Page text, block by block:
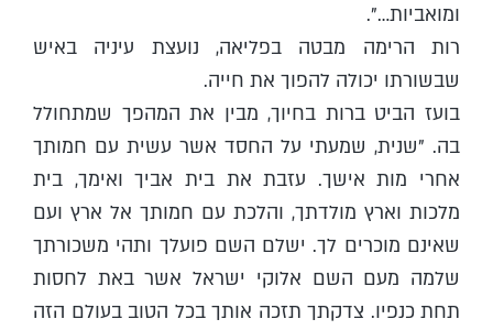
ומואביות…".
רות הרימה מבטה בפליאה, נועצת עיניה באיש
שבשורתו יכולה להפוך את חייה.
בועז הביט ברות בחיוך, מבין את המהפך שמתחולל
בה. "שנית, שמעתי על החסד אשר עשית עם חמותך
אחרי מות אישך. עזבת את בית אביך ואימך, בית
מלכות וארץ מולדתך, והלכת עם חמותך אל ארץ ועם
שאינם מוכרים לך. ישלם השם פועלך ותהי משכורתך
שלמה מעם השם אלוקי ישראל אשר באת לחסות
תחת כנפיו. צדקתך תזכה אותך בכל הטוב בעולם הזה